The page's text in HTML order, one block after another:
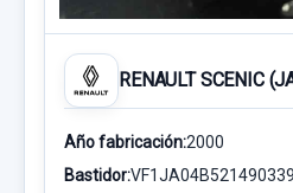
RENAULT SCENIC
Año fabricación:2000
Bastidor:VF1JA04B521490339